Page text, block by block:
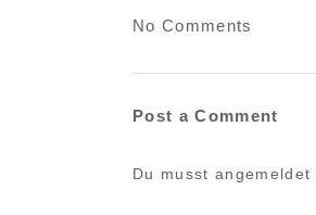
No Comments
Post a Comment
Du musst angemeldet